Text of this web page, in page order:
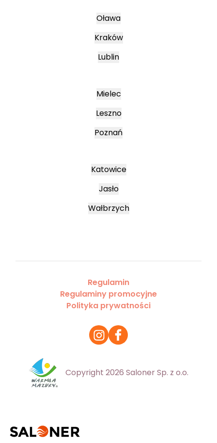
Oława
Kraków
Lublin
Mielec
Leszno
Poznań
Katowice
Jasło
Wałbrzych
Regulamin
Regulaminy promocyjne
Polityka prywatności
Copyright 2026 Saloner Sp. z o.o.